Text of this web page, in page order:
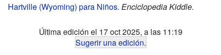
Hartville (Wyoming) para Niños. Enciclopedia Kiddle.
Última edición el 17 oct 2025, a las 11:19
Sugerir una edición.